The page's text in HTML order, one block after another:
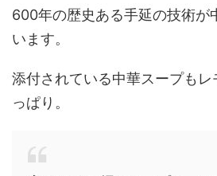
600年の歴史ある手延の技術が
います。
添付されている中華スープもレ
っぱり。